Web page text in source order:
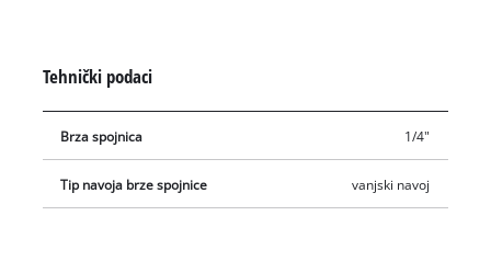
Tehnički podaci
Brza spojnica 1/4"
Tip navoja brze spojnice vanjski navoj